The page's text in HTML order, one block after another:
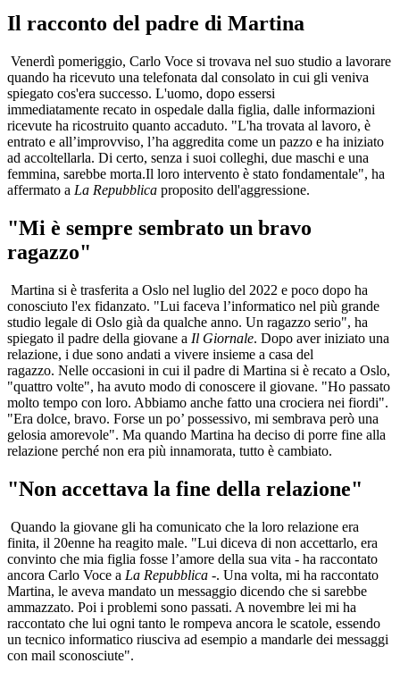
Il racconto del padre di Martina
Venerdì pomeriggio, Carlo Voce si trovava nel suo studio a lavorare
quando ha ricevuto una telefonata dal consolato in cui gli veniva
spiegato cos'era successo. L'uomo, dopo essersi
immediatamente recato in ospedale dalla figlia, dalle informazioni
ricevute ha ricostruito quanto accaduto. "L'ha trovata al lavoro, è
entrato e all’improvviso, l’ha aggredita come un pazzo e ha iniziato
ad accoltellarla. Di certo, senza i suoi colleghi, due maschi e una
femmina, sarebbe morta.Il loro intervento è stato fondamentale", ha
affermato a La Repubblica proposito dell'aggressione.
"Mi è sempre sembrato un bravo
ragazzo"
Martina si è trasferita a Oslo nel luglio del 2022 e poco dopo ha
conosciuto l'ex fidanzato. "Lui faceva l’informatico nel più grande
studio legale di Oslo già da qualche anno. Un ragazzo serio", ha
spiegato il padre della giovane a Il Giornale. Dopo aver iniziato una
relazione, i due sono andati a vivere insieme a casa del
ragazzo. Nelle occasioni in cui il padre di Martina si è recato a Oslo,
"quattro volte", ha avuto modo di conoscere il giovane. "Ho passato
molto tempo con loro. Abbiamo anche fatto una crociera nei fiordi".
"Era dolce, bravo. Forse un po’ possessivo, mi sembrava però una
gelosia amorevole". Ma quando Martina ha deciso di porre fine alla
relazione perché non era più innamorata, tutto è cambiato.
"Non accettava la fine della relazione"
Quando la giovane gli ha comunicato che la loro relazione era
finita, il 20enne ha reagito male. "Lui diceva di non accettarlo, era
convinto che mia figlia fosse l’amore della sua vita - ha raccontato
ancora Carlo Voce a La Repubblica -. Una volta, mi ha raccontato
Martina, le aveva mandato un messaggio dicendo che si sarebbe
ammazzato. Poi i problemi sono passati. A novembre lei mi ha
raccontato che lui ogni tanto le rompeva ancora le scatole, essendo
un tecnico informatico riusciva ad esempio a mandarle dei messaggi
con mail sconosciute".